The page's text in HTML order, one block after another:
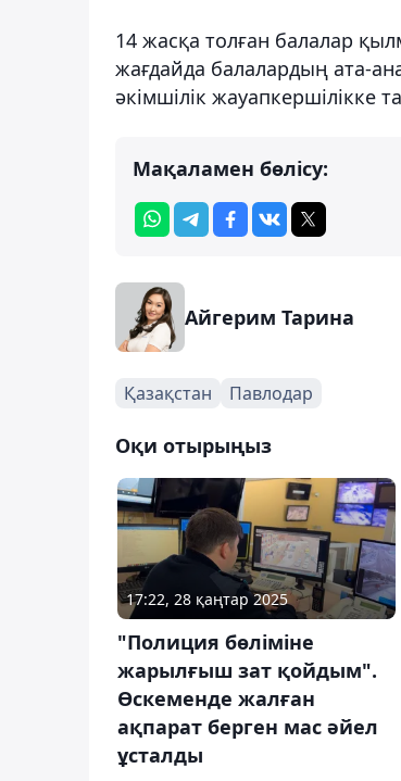
14 жасқа толған балалар
жағдайда балалардың ата-
әкімшілік жауапкершілікке
Мақаламен бөлісу:
Айгерим Тарина
Қазақстан Павлодар
Оқи отырыңыз
17:22, 28 қаңтар 2025
"Полиция бөліміне
жарылғыш зат қойдым".
Өскеменде жалған
ақпарат берген мас әйел
ұсталды